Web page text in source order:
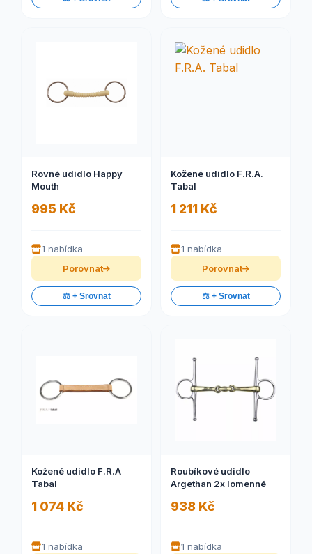
Rovné udidlo Happy
Mouth
995 Kč
1 nabídka
Porovnat
⚖️ + Srovnat
Kožené udidlo F.R.A.
Tabal
1 211 Kč
1 nabídka
Porovnat
⚖️ + Srovnat
Kožené udidlo F.R.A
Tabal
1 074 Kč
1 nabídka
Roubíkové udidlo
Argethan 2x lomenné
938 Kč
1 nabídka